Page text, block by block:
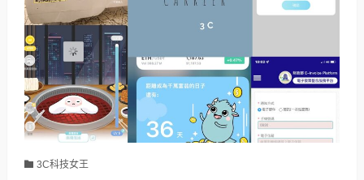
3C科技女王